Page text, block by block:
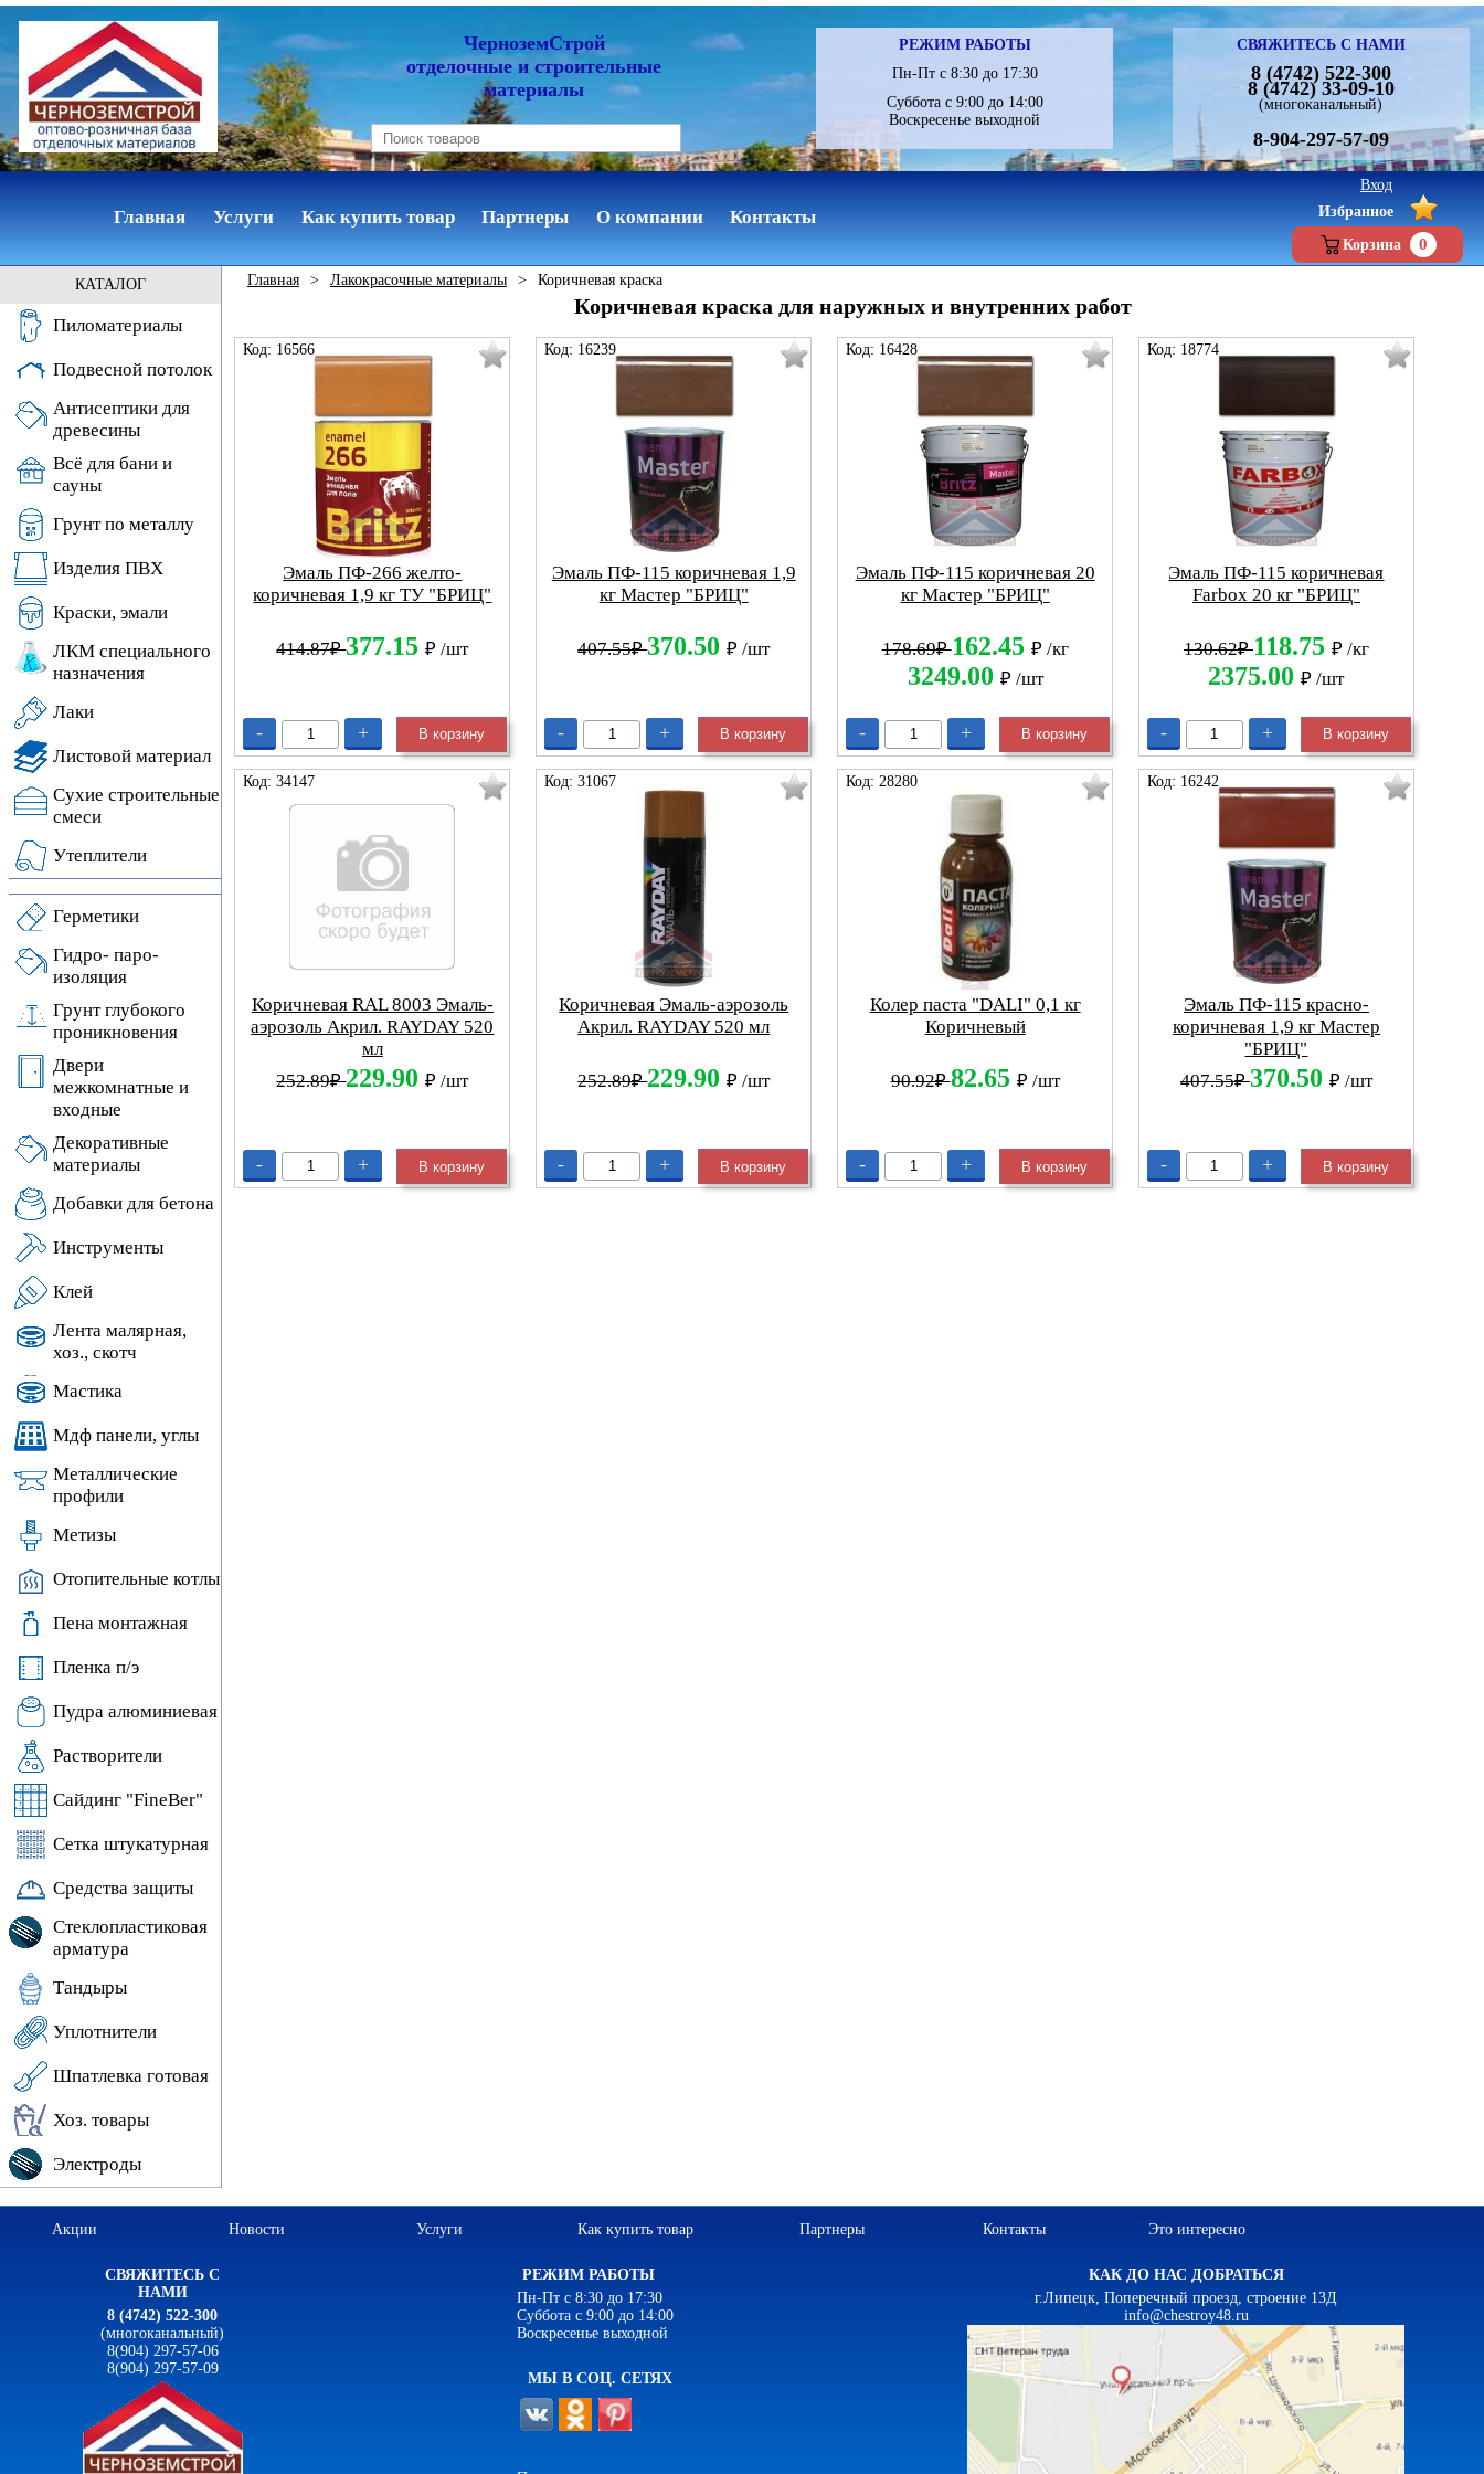
ЧерноземСтрой
отделочные и строительные
материалы
СВЯЖИТЕСЬ С НАМИ
8 (4742) 522-300
8 (4742) 33-09-10
(многоканальный)
8-904-297-57-09
РЕЖИМ РАБОТЫ
Пн-Пт с 8:30 до 17:30
Суббота с 9:00 до 14:00
Воскресенье выходной
Главная Услуги Как купить товар Партнеры О компании Контакты
Избранное
Корзина
0
Вход
КАТАЛОГ
Пиломатериалы
Подвесной потолок
Антисептики для
древесины
Всё для бани и
сауны
Грунт по металлу
Изделия ПВХ
Краски, эмали
ЛКМ специального
назначения
Лаки
Листовой материал
Сухие строительные
смеси
Утеплители
Герметики
Гидро- паро-
изоляция
Грунт глубокого
проникновения
Двери
межкомнатные и
входные
Декоративные
материалы
Добавки для бетона
Инструменты
Клей
Лента малярная,
хоз., скотч
Мастика
Мдф панели, углы
Металлические
профили
Метизы
Отопительные котлы
Пена монтажная
Пленка п/э
Пудра алюминиевая
Растворители
Сайдинг "FineBer"
Сетка штукатурная
Средства защиты
Стеклопластиковая
арматура
Тандыры
Уплотнители
Шпатлевка готовая
Хоз. товары
Электроды
Главная > Лакокрасочные материалы > Коричневая краска
Коричневая краска для наружных и внутренних работ
Код: 16566
Эмаль ПФ-266 желто-
коричневая 1,9 кг ТУ "БРИЦ"
414.87₽377.15₽/шт
- + В корзину
Код: 16239
Эмаль ПФ-115 коричневая 1,9
кг Мастер "БРИЦ"
407.55₽370.50₽/шт
- + В корзину
Код: 16428
Эмаль ПФ-115 коричневая 20
кг Мастер "БРИЦ"
178.69₽162.45 ₽ /кг
3249.00 ₽ /шт
- + В корзину
Код: 18774
Эмаль ПФ-115 коричневая
Farbox 20 кг "БРИЦ"
130.62₽118.75 ₽ /кг
2375.00₽/шт
- + В корзину
Код: 34147
Коричневая RAL 8003 Эмаль-
аэрозоль Акрил. RAYDAY 520
мл
252.89₽229.90₽/шт
- + В корзину
Код: 31067
Коричневая Эмаль-аэрозоль
Акрил. RAYDAY 520 мл
252.89₽229.90₽/шт
- + В корзину
Код: 28280
Колер паста "DALI" 0,1 кг
Коричневый
90.92₽82.65 ₽ /шт
- + В корзину
Код: 16242
Эмаль ПФ-115 красно-
коричневая 1,9 кг Мастер
"БРИЦ"
407.55₽370.50 ₽ /шт
- + В корзину
Акции Новости Услуги Как купить товар Партнеры Контакты Это интересно
СВЯЖИТЕСЬ С
НАМИ
8 (4742) 522-300
(многоканальный)
8(904) 297-57-06
8(904) 297-57-09
РЕЖИМ РАБОТЫ
Пн-Пт с 8:30 до 17:30
Суббота с 9:00 до 14:00
Воскресенье выходной
МЫ В СОЦ. СЕТЯХ
КАК ДО НАС ДОБРАТЬСЯ
г.Липецк, Поперечный проезд, строение 13Д
info@chestroy48.ru